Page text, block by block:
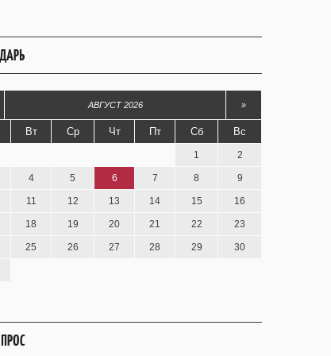
АВГУСТ 2026 »
Вт Ср Чт Пт Сб Вс
1 2
4 5 6 7 8 9
11 12 13 14 15 16
18 19 20 21 22 23
25 26 27 28 29 30